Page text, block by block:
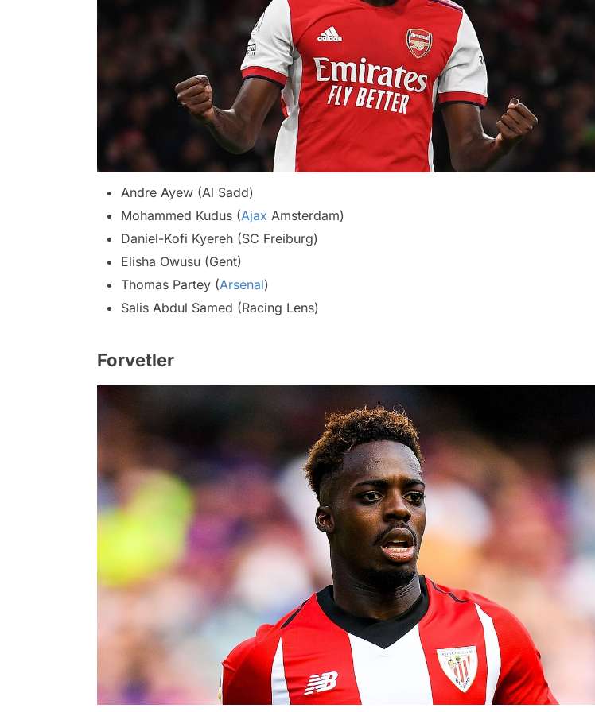
Andre Ayew (Al Sadd)
Mohammed Kudus (Ajax Amsterdam)
Daniel-Kofi Kyereh (SC Freiburg)
Elisha Owusu (Gent)
Thomas Partey (Arsenal)
Salis Abdul Samed (Racing Lens)
Forvetler